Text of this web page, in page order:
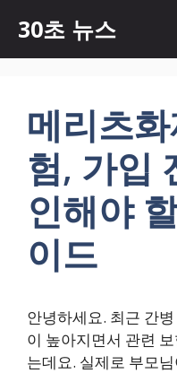
츠
30초 뉴스
메리츠
험, 가입
인해야
이드
안녕하세요. 최근 간
이 높아지면서 관련
는데요. 실제로 부모